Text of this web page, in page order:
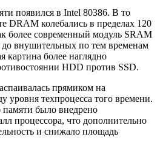
появился в Intel 80386. В то
DRAM колебались в пределах 120
более современный модуль SRAM
до внушительных по тем временам
картина более наглядно
HDD против SSD.
прямиком на
уровня техпроцесса того времени.
памяти было внедрено
процессора, что дополнительно
и снижало площадь